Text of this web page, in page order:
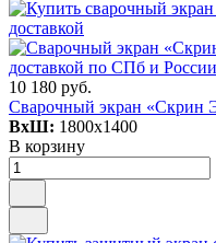
10 180 руб.
Сварочный экран «Скрин
ВxШ: 1800x1400
В корзину